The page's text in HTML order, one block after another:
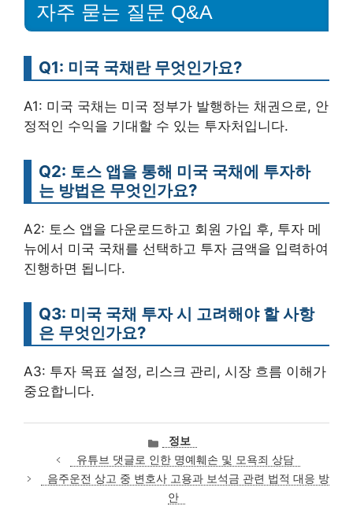
자주 묻는 질문 Q&A
Q1: 미국 국채란 무엇인가요?
A1: 미국 국채는 미국 정부가 발행하는 채권으로, 안
정적인 수익을 기대할 수 있는 투자처입니다.
Q2: 토스 앱을 통해 미국 국채에 투자하
는 방법은 무엇인가요?
A2: 토스 앱을 다운로드하고 회원 가입 후, 투자 메
뉴에서 미국 국채를 선택하고 투자 금액을 입력하여
진행하면 됩니다.
Q3: 미국 국채 투자 시 고려해야 할 사항
은 무엇인가요?
A3: 투자 목표 설정, 리스크 관리, 시장 흐름 이해가
중요합니다.
카
테
고
리
정보
유튜브 댓글로 인한 명예훼손 및 모욕죄 상담
음주운전 상고 중 변호사 고용과 보석금 관련 법적 대응 방
안